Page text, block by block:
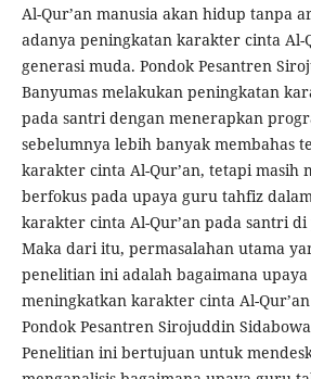
Al-Qur’an manusia akan hidup tanpa
adanya peningkatan karakter cinta Al-
generasi muda. Pondok Pesantren
Banyumas melakukan peningkatan
pada santri dengan menerapkan
sebelumnya lebih banyak membahas
karakter cinta Al-Qur’an, tetapi masih
berfokus pada upaya guru tahfiz
karakter cinta Al-Qur’an pada santri
Maka dari itu, permasalahan utama
penelitian ini adalah bagaimana
meningkatkan karakter cinta Al-
Pondok Pesantren Sirojuddin
Penelitian ini bertujuan untuk